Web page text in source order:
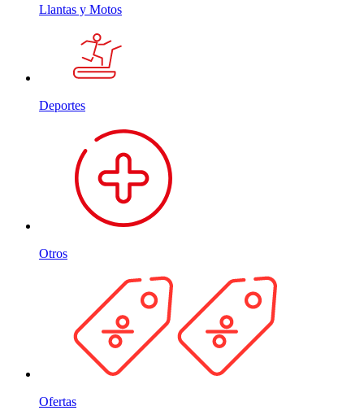
Llantas y Motos
Deportes
Otros
Ofertas